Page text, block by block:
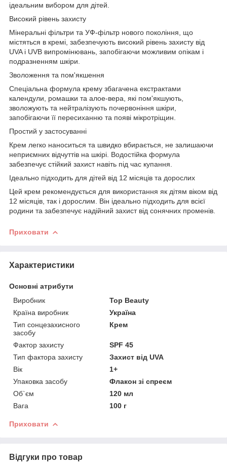
ідеальним вибором для дітей.
Високий рівень захисту
Мінеральні фільтри та УФ-фільтр нового покоління, що
містяться в кремі, забезпечують високий рівень захисту від
UVA і UVB випромінювань, запобігаючи можливим опікам і
подразненням шкіри.
Зволоження та пом'якшення
Спеціальна формула крему збагачена екстрактами
календули, ромашки та алое-вера, які пом'якшують,
зволожують та нейтралізують почервоніння шкіри,
запобігаючи її пересиханню та появі мікротріщин.
Простий у застосуванні
Крем легко наноситься та швидко вбирається, не залишаючи
неприємних відчуттів на шкірі. Водостійка формула
забезпечує стійкий захист навіть під час купання.
Ідеально підходить для дітей від 12 місяців та дорослих
Цей крем рекомендується для використання як дітям віком від
12 місяців, так і дорослим. Він ідеально підходить для всієї
родини та забезпечує надійний захист від сонячних променів.
Приховати
Характеристики
Основні атрибути
Виробник
Top Beauty
Країна виробник
Україна
Тип сонцезахисного
засобу
Крем
Фактор захисту
SPF 45
Тип фактора захисту
Захист від UVA
Вік
1+
Упаковка засобу
Флакон зі спреєм
Об`єм
120 мл
Вага
100 г
Приховати
Відгуки про товар